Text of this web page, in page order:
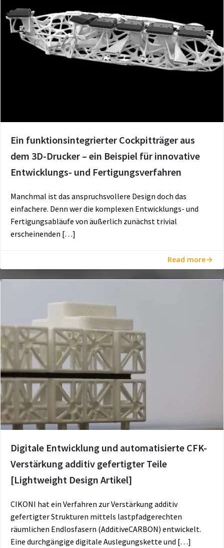
Ein funktionsintegrierter Cockpitträger aus
dem 3D-Drucker – ein Beispiel für innovative
Entwicklungs- und Fertigungsverfahren
Manchmal ist das anspruchsvollere Design doch das
einfachere. Denn wer die komplexen Entwicklungs- und
Fertigungsabläufe von äußerlich zunächst trivial
erscheinenden […]
Read more
Digitale Entwicklung und automatisierte CFK-
Verstärkung additiv gefertigter Teile
[Lightweight Design Artikel]
CIKONI hat ein Verfahren zur Verstärkung additiv
gefertigter Strukturen mittels lastpfadgerechten
räumlichen Endlosfasern (AdditiveCARBON) entwickelt.
Eine durchgängige digitale Auslegungskette und […]